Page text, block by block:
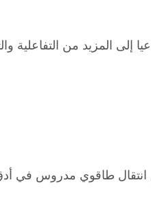
إلى المزيد من التفاعلية
انتقال طاقوي مدروس في